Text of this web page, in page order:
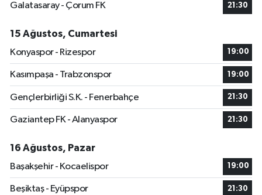
Galatasaray - Çorum FK
21:30
15 Ağustos, Cumartesi
Konyaspor - Rizespor
19:00
Kasımpaşa - Trabzonspor 19:00
Gençlerbirliği S.K. - Fenerbahçe 21:30
Gaziantep FK - Alanyaspor 21:30
16 Ağustos, Pazar
Başakşehir - Kocaelispor
19:00
Beşiktaş - Eyüpspor 21:30